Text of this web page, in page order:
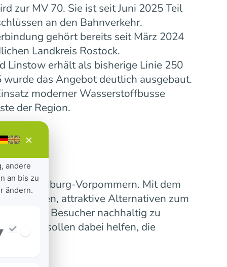
zur MV 70. Sie ist seit Juni 2025 Teil
an den Bahnverkehr.
gehört bereits seit März 2024
Landkreis Rostock.
Linstow erhält als bisherige Linie 250
das Angebot deutlich ausgebaut.
moderner Wasserstoffbusse
der Region.
Mecklenburg-Vorpommern. Mit dem
verbinden, attraktive Alternativen zum
und Besucher nachhaltig zu
sollen dabei helfen, die
×
andere
an bis zu
ändern.